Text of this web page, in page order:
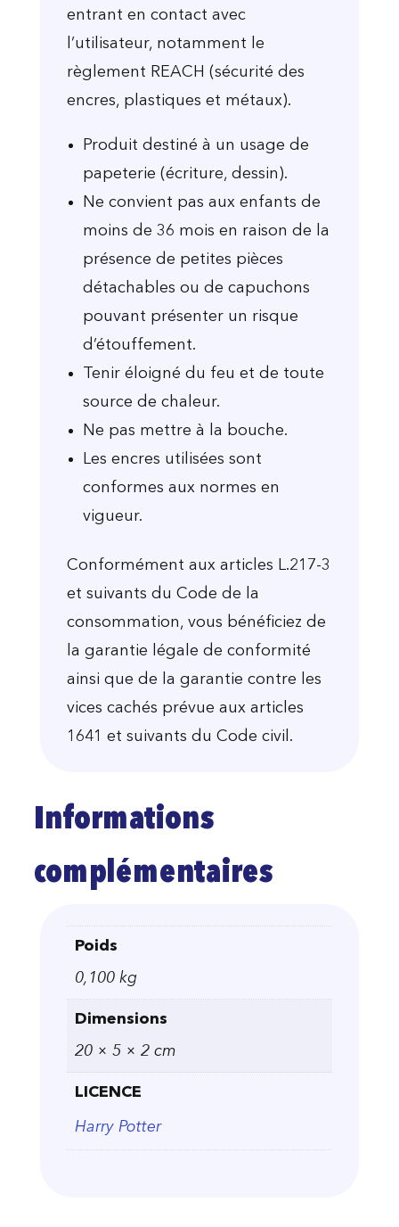
entrant en contact avec
l’utilisateur, notamment le
règlement REACH (sécurité des
encres, plastiques et métaux).
Produit destiné à un usage de
papeterie (écriture, dessin).
Ne convient pas aux enfants de
moins de 36 mois en raison de la
présence de petites pièces
détachables ou de capuchons
pouvant présenter un risque
d’étouffement.
Tenir éloigné du feu et de toute
source de chaleur.
Ne pas mettre à la bouche.
Les encres utilisées sont
conformes aux normes en
vigueur.
Conformément aux articles L.217-3
et suivants du Code de la
consommation, vous bénéficiez de
la garantie légale de conformité
ainsi que de la garantie contre les
vices cachés prévue aux articles
1641 et suivants du Code civil.
Informations
complémentaires
Poids
0,100 kg
Dimensions
20 × 5 × 2 cm
LICENCE
Harry Potter